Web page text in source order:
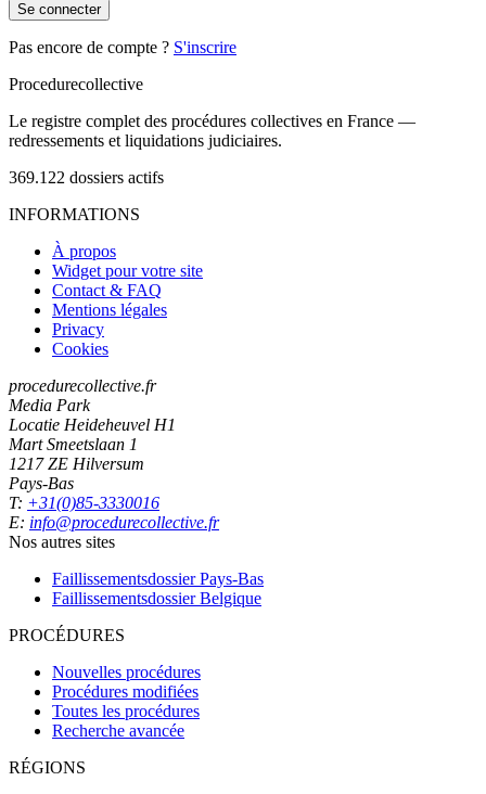
Se connecter
Pas encore de compte ? S'inscrire
Procedurecollective
Le registre complet des procédures collectives en France —
redressements et liquidations judiciaires.
369.122 dossiers actifs
INFORMATIONS
À propos
Widget pour votre site
Contact & FAQ
Mentions légales
Privacy
Cookies
procedurecollective.fr
Media Park
Locatie Heideheuvel H1
Mart Smeetslaan 1
1217 ZE Hilversum
Pays-Bas
T: +31(0)85-3330016
E: info@procedurecollective.fr
Nos autres sites
Faillissementsdossier Pays-Bas
Faillissementsdossier Belgique
PROCÉDURES
Nouvelles procédures
Procédures modifiées
Toutes les procédures
Recherche avancée
RÉGIONS